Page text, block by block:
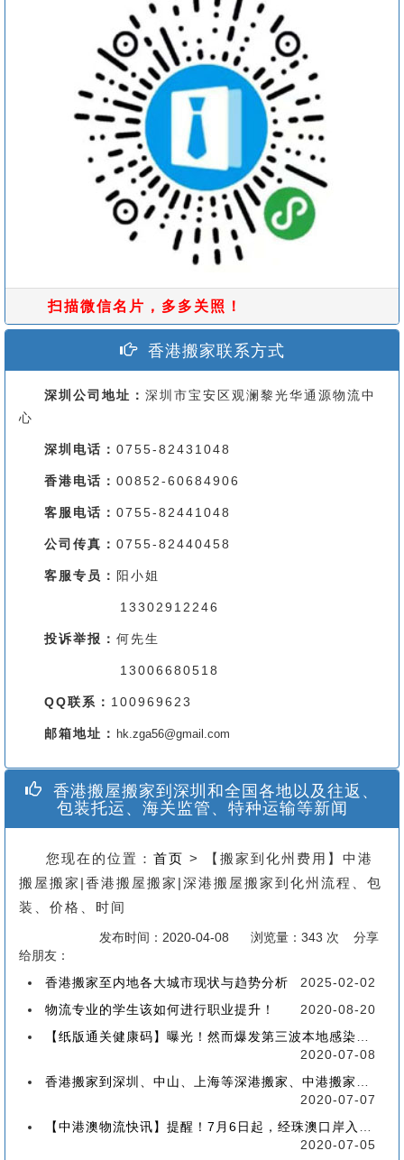
扫描微信名片，多多关照！
香港搬家联系方式
深圳公司地址： 深圳市宝安区观澜黎光华通源物流中
心
深圳电话： 0755-82431048
香港电话： 00852-60684906
客服电话： 0755-82441048
公司传真： 0755-82440458
客服专员： 阳小姐
13302912246
投诉举报： 何先生
13006680518
QQ联系： 100969623
邮箱地址： hk.zga56@gmail.com
香港搬屋搬家到深圳和全国各地以及往返、
包装托运、海关监管、特种运输等新闻
您现在的位置： 首页 > 【搬家到化州费用】中港
搬屋搬家|香港搬屋搬家|深港搬屋搬家到化州流程、包
装、价格、时间
发布时间：2020-04-08 浏览量：343 次 分享
给朋友：
香港搬家至内地各大城市现状与趋势分析
2025-02-02
物流专业的学生该如何进行职业提升！
2020-08-20
【纸版通关健康码】曝光！然而爆发第三波本地感染，或再推迟启用！
2020-07-08
香港搬家到深圳、中山、上海等深港搬家、中港搬家的業務範圍、技術保障
2020-07-07
【中港澳物流快讯】提醒！7月6日起，经珠澳口岸入境有新变化！
2020-07-05